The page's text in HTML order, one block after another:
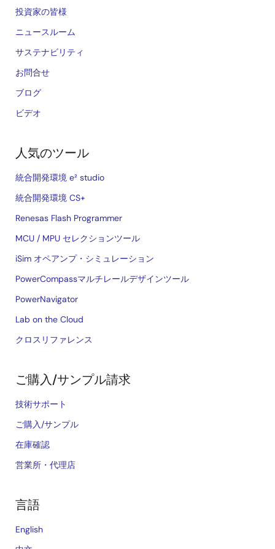
投資家の皆様
ニュースルーム
サステナビリティ
お問合せ
ブログ
ビデオ
人気のツール
統合開発環境 e² studio
統合開発環境 CS+
Renesas Flash Programmer
MCU / MPU セレクションツール
iSim オペアンプ・シミュレーション
PowerCompassマルチレールデザインツール
PowerNavigator
Lab on the Cloud
クロスリファレンス
ご購入/サンプル請求
技術サポート
ご購入/サンプル
在庫確認
営業所・代理店
言語
English